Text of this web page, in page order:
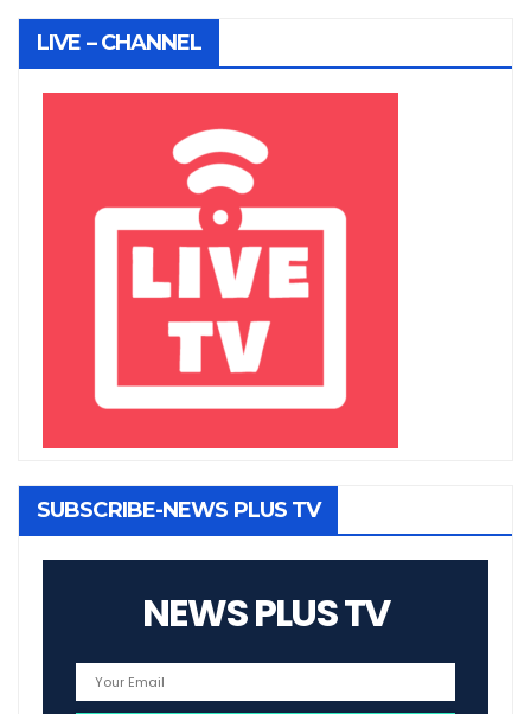
LIVE – CHANNEL
SUBSCRIBE-NEWS PLUS TV
NEWS PLUS TV